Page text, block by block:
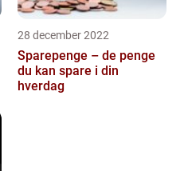
28 december 2022
Sparepenge – de penge
du kan spare i din
hverdag